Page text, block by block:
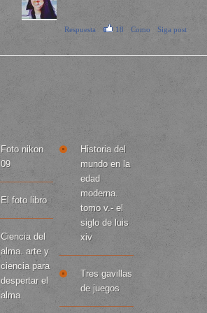
Respuesta 18 ·Como Siga post
Foto nikon
09
El foto libro
Ciencia del
alma. arte y
ciencia para
despertar el
alma
Historia del
mundo en la
edad
moderna.
tomo v.- el
siglo de luis
xiv
Tres gavillas
de juegos